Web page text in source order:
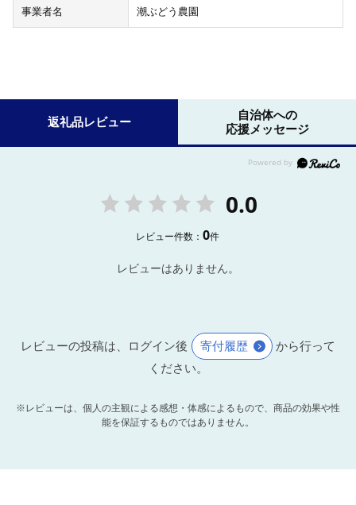
事業者名 潮ぶどう農園
返礼品レビュー
自治体への
応援メッセージ
0.0
レビュー件数：0件
レビューはありません。
レビューの投稿は、ログイン後 寄付履歴
から行って
ください。
※レビューは、個人の主観による感想・体感によるもので、商品の効果や性
能を保証するものではありません。